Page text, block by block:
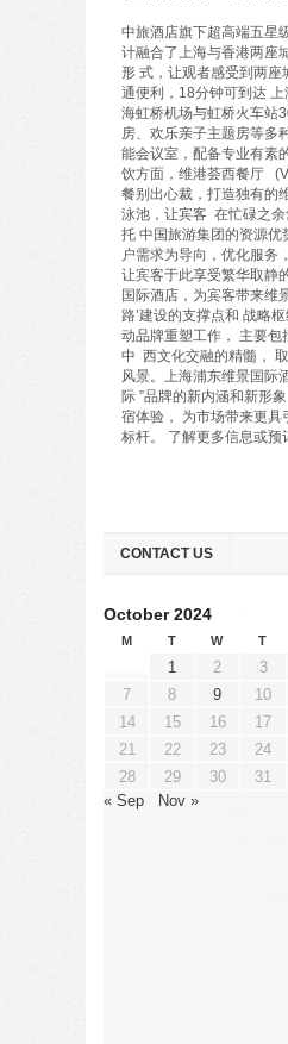
中旅酒店旗下超高端五星
计融合了上海与香港两座
形 式，让观者感受到两
通便利，18分钟可到达
海虹桥机场与虹桥火车站
房、欢乐亲子主题房等多
能会议室，配备专业有素
饮方面，维港荟西餐厅
餐别出心裁，打造独有的
泳池，让宾客 在忙碌之
托 中国旅游集团的资源
户需求为导向，优化服务
让宾客于此享受繁华取静
国际酒店，为宾客带来维
路’建设的支撑点和 战略
动品牌重塑工作， 主要
中 西文化交融的精髓，
风景。上海浦东维景国际
际 ”品牌的新内涵和新形
宿体验， 为市场带来更
标杆。 了解更多信息或
CONTACT US
October 2024
M T W T
1 2 3
7
8 9 10
14
15 16 17
21
22 23 24
28
29 30
31
« Sep
Nov »